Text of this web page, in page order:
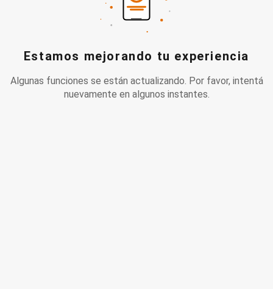
Estamos mejorando tu experiencia
Algunas funciones se están actualizando. Por favor, intentá
nuevamente en algunos instantes.